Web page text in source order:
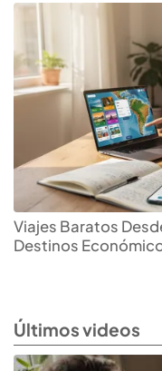
Viajes Baratos
Destinos
Últimos videos